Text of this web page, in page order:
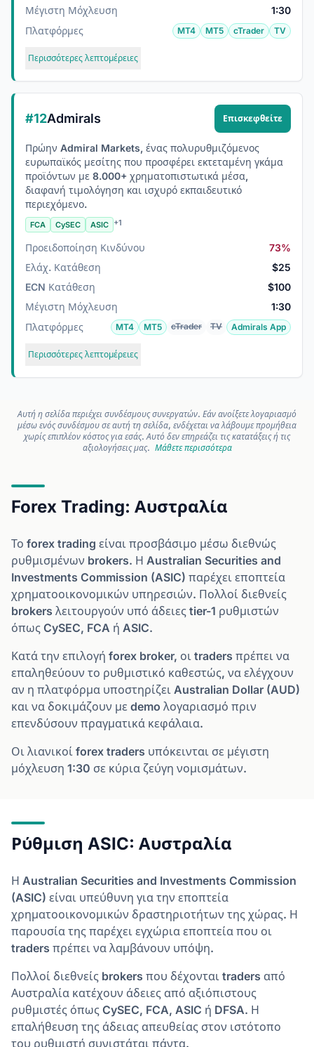
Μέγιστη Μόχλευση
1:30
Πλατφόρμες
MT4 MT5 cTrader TV
Περισσότερες λεπτομέρειες
#12Admirals Επισκεφθείτε
Πρώην Admiral Markets, ένας πολυρυθμιζόμενος
ευρωπαϊκός μεσίτης που προσφέρει εκτεταμένη γκάμα
προϊόντων με 8.000+ χρηματοπιστωτικά μέσα,
διαφανή τιμολόγηση και ισχυρό εκπαιδευτικό
περιεχόμενο.
FCA CySEC ASIC +1
Προειδοποίηση Κινδύνου
73%
Ελάχ. Κατάθεση
$25
ECN Κατάθεση
$100
Μέγιστη Μόχλευση
1:30
Πλατφόρμες
MT4 MT5 cTrader TV Admirals App
Περισσότερες λεπτομέρειες
Αυτή η σελίδα περιέχει συνδέσμους συνεργατών. Εάν ανοίξετε λογαριασμό
μέσω ενός συνδέσμου σε αυτή τη σελίδα, ενδέχεται να λάβουμε προμήθεια
χωρίς επιπλέον κόστος για εσάς. Αυτό δεν επηρεάζει τις κατατάξεις ή τις
αξιολογήσεις μας. Μάθετε περισσότερα
Forex Trading: Αυστραλία
Το forex trading είναι προσβάσιμο μέσω διεθνώς
ρυθμισμένων brokers. Η Australian Securities and
Investments Commission (ASIC) παρέχει εποπτεία
χρηματοοικονομικών υπηρεσιών. Πολλοί διεθνείς
brokers λειτουργούν υπό άδειες tier-1 ρυθμιστών
όπως CySEC, FCA ή ASIC.
Κατά την επιλογή forex broker, οι traders πρέπει να
επαληθεύουν το ρυθμιστικό καθεστώς, να ελέγχουν
αν η πλατφόρμα υποστηρίζει Australian Dollar (AUD)
και να δοκιμάζουν με demo λογαριασμό πριν
επενδύσουν πραγματικά κεφάλαια.
Οι λιανικοί forex traders υπόκεινται σε μέγιστη
μόχλευση 1:30 σε κύρια ζεύγη νομισμάτων.
Ρύθμιση ASIC: Αυστραλία
Η Australian Securities and Investments Commission
(ASIC) είναι υπεύθυνη για την εποπτεία
χρηματοοικονομικών δραστηριοτήτων της χώρας. Η
παρουσία της παρέχει εγχώρια εποπτεία που οι
traders πρέπει να λαμβάνουν υπόψη.
Πολλοί διεθνείς brokers που δέχονται traders από
Αυστραλία κατέχουν άδειες από αξιόπιστους
ρυθμιστές όπως CySEC, FCA, ASIC ή DFSA. Η
επαλήθευση της άδειας απευθείας στον ιστότοπο
του ρυθμιστή συνιστάται πάντα.